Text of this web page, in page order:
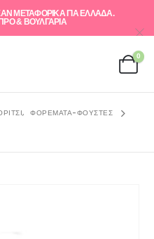
ΜΕΤΑΦΟΡΙΚΑ ΓΙΑ ΕΛΛAΔΑ.
& ΒΟΥΛΓΑΡΙΑ
0
, ΦΟΡΈΜΑΤΑ-ΦΟΎΣΤΕΣ